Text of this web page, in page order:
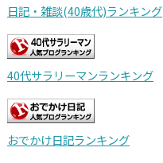
日記・雑談(40歳代)ランキング
40代サラリーマンランキング
おでかけ日記ランキング